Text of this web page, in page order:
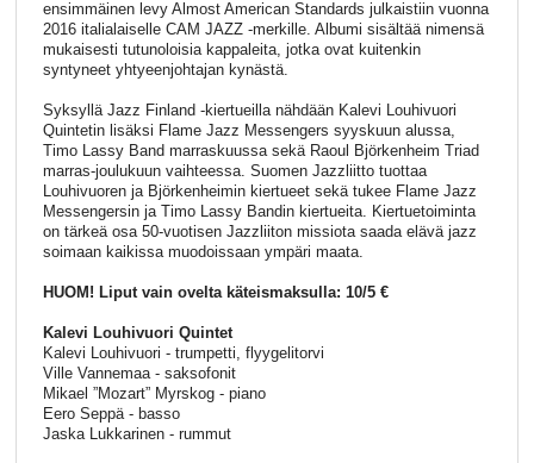
ensimmäinen levy Almost American Standards julkaistiin vuonna
2016 italialaiselle CAM JAZZ -merkille. Albumi sisältää nimensä
mukaisesti tutunoloisia kappaleita, jotka ovat kuitenkin
syntyneet yhtyeenjohtajan kynästä.
Syksyllä Jazz Finland -kiertueilla nähdään Kalevi Louhivuori
Quintetin lisäksi Flame Jazz Messengers syyskuun alussa,
Timo Lassy Band marraskuussa sekä Raoul Björkenheim Triad
marras-joulukuun vaihteessa. Suomen Jazzliitto tuottaa
Louhivuoren ja Björkenheimin kiertueet sekä tukee Flame Jazz
Messengersin ja Timo Lassy Bandin kiertueita. Kiertuetoiminta
on tärkeä osa 50-vuotisen Jazzliiton missiota saada elävä jazz
soimaan kaikissa muodoissaan ympäri maata.
HUOM! Liput vain ovelta käteismaksulla: 10/5 €
Kalevi Louhivuori Quintet
Kalevi Louhivuori - trumpetti, flyygelitorvi
Ville Vannemaa - saksofonit
Mikael ”Mozart” Myrskog - piano
Eero Seppä - basso
Jaska Lukkarinen - rummut